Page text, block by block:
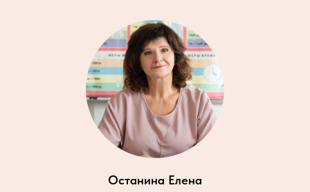
Останина Елена